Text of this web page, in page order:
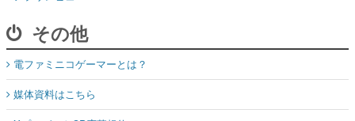
その他
電ファミニコゲーマーとは？
媒体資料はこちら